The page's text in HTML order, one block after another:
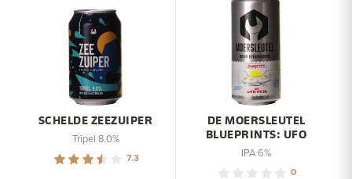
SCHELDE ZEEZUIPER
Tripel 8.0%
7.3
DE MOERSLEUTEL
BLUEPRINTS: UFO
IPA 6%
0